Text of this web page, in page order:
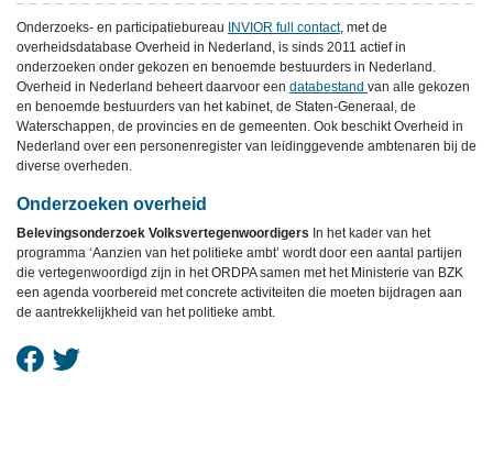
Onderzoeks- en participatiebureau INVIOR full contact, met de
overheidsdatabase Overheid in Nederland, is sinds 2011 actief in
onderzoeken onder gekozen en benoemde bestuurders in Nederland.
Overheid in Nederland beheert daarvoor een databestand van alle gekozen
en benoemde bestuurders van het kabinet, de Staten-Generaal, de
Waterschappen, de provincies en de gemeenten. Ook beschikt Overheid in
Nederland over een personenregister van leidinggevende ambtenaren bij de
diverse overheden.
Onderzoeken overheid
Belevingsonderzoek Volksvertegenwoordigers In het kader van het
programma ‘Aanzien van het politieke ambt’ wordt door een aantal partijen
die vertegenwoordigd zijn in het ORDPA samen met het Ministerie van BZK
een agenda voorbereid met concrete activiteiten die moeten bijdragen aan
de aantrekkelijkheid van het politieke ambt.